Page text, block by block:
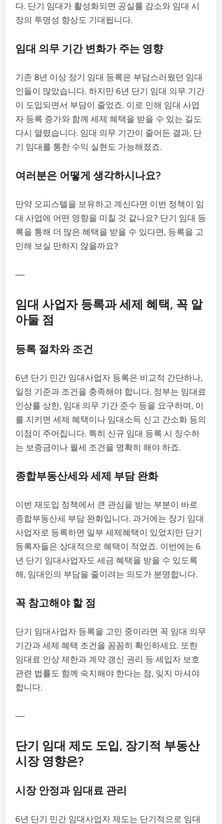
다. 단기 임대가 활성화되면 공실률 감소와 임대 시
장의 투명성 향상도 기대됩니다.
임대 의무 기간 변화가 주는 영향
기존 8년 이상 장기 임대 등록은 부담스러웠던 임대
인들이 많았습니다. 하지만 6년 단기 임대 의무 기간
이 도입되면서 부담이 줄었죠. 이로 인해 임대 사업
자 등록 증가와 함께 세제 혜택을 받을 수 있는 길도
다시 열렸습니다. 임대 의무 기간이 줄어든 결과, 단
기 임대를 통한 수익 실현도 가능해졌죠.
여러분은 어떻게 생각하시나요?
만약 오피스텔을 보유하고 계신다면 이번 정책이 임
대 사업에 어떤 영향을 미칠 것 같나요? 단기 임대 등
록을 통해 더 많은 혜택을 받을 수 있다면, 등록을 고
민해 보실 만하지 않을까요?
—
임대 사업자 등록과 세제 혜택, 꼭 알
아둘 점
등록 절차와 조건
6년 단기 민간 임대사업자 등록은 비교적 간단하나,
일정 기준과 조건을 충족해야 합니다. 정부는 임대료
인상률 상한, 임대 의무 기간 준수 등을 요구하며, 이
를 지키면 세제 혜택이나 임대소득 신고 간소화 등의
이점이 주어집니다. 특히 신규 임대 등록 시 징수하
는 보증금이나 월세 조건을 명확히 해야 하죠.
종합부동산세와 세제 부담 완화
이번 재도입 정책에서 큰 관심을 받는 부분이 바로
종합부동산세 부담 완화입니다. 과거에는 장기 임대
사업자로 등록하면 일부 세제혜택이 있었지만 단기
등록자들은 상대적으로 혜택이 적었죠. 이번에는 6
년 단기 임대사업자도 세금 혜택을 받을 수 있도록
해, 임대인의 부담을 줄이려는 의도가 분명합니다.
꼭 참고해야 할 점
단기 임대사업자 등록을 고민 중이라면 꼭 임대 의무
기간과 세제 혜택 조건을 꼼꼼히 확인하세요. 또한
임대료 인상 제한과 계약 갱신 권리 등 세입자 보호
관련 법률도 함께 숙지해야 한다는 점, 잊지 마셔야
합니다.
—
단기 임대 제도 도입, 장기적 부동산
시장 영향은?
시장 안정과 임대료 관리
6년 단기 민간 임대사업자 제도는 단기적으로 임대